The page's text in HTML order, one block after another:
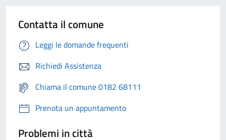
Contatta il comune
Leggi le domande frequenti
Richiedi Assistenza
Chiama il comune 0182 68111
Prenota un appuntamento
Problemi in città